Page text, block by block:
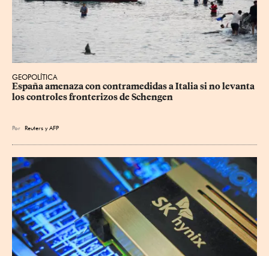
GEOPOLÍTICA
España amenaza con contramedidas a Italia si no levanta
los controles fronterizos de Schengen
Por Reuters yAFP